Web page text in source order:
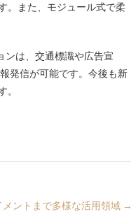
。また、モジュール式で柔
ンは、交通標識や広告宣
発信が可能です。今後も新
。
ントまで多様な活用領域 →